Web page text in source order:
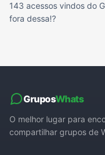
143 acessos vindos do
fora dessa!?
GruposWhats
O melhor lugar para
compartilhar grupos de